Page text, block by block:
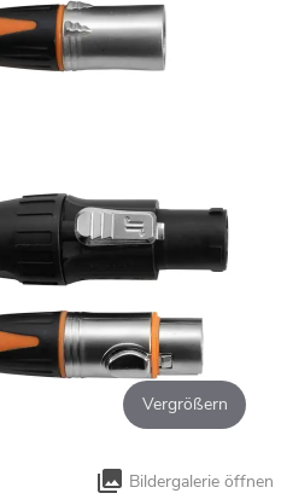
Vergrößern
Bildergalerie öffnen